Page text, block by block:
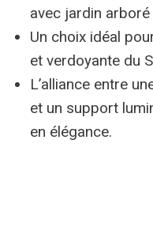
avec jardin
Un choix idéal
et verdoyante du
L’alliance entre
et un support
en élégance.